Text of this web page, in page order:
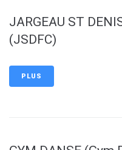
JARGEAU ST
(JSDFC)
PLUS